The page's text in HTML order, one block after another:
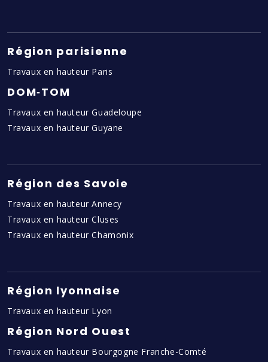
Région parisienne
Travaux en hauteur Paris
DOM‑TOM
Travaux en hauteur Guadeloupe
Travaux en hauteur Guyane
Région des Savoie
Travaux en hauteur Annecy
Travaux en hauteur Cluses
Travaux en hauteur Chamonix
Région lyonnaise
Travaux en hauteur Lyon
Région Nord Ouest
Travaux en hauteur Bourgogne Franche-Comté